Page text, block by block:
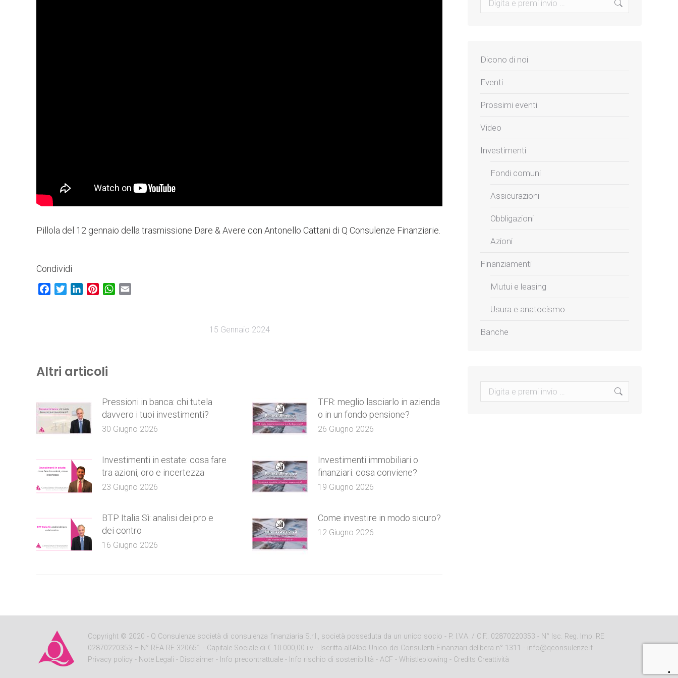
Pillola del 12 gennaio della trasmissione Dare & Avere con Antonello Cattani di Q Consulenze Finanziarie.
Condividi
Facebook
TwitterLinkedInPinterestWhatsApp
15 Gennaio 2024
Altri articoli
Pressioni in banca: chi tutela
davvero i tuoi investimenti?
30 Giugno 2026
TFR: meglio lasciarlo in azienda
o in un fondo pensione?
26 Giugno 2026
Investimenti in estate: cosa fare
tra azioni, oro e incertezza
23 Giugno 2026
Investimenti immobiliari o
finanziari: cosa conviene?
19 Giugno 2026
BTP Italia Sì: analisi dei pro e
dei contro
16 Giugno 2026
Come investire in modo sicuro?
12 Giugno 2026
Dicono di noi
Eventi
Prossimi eventi
Video
Investimenti
Fondi comuni
Assicurazioni
Obbligazioni
Azioni
Finanziamenti
Mutui e leasing
Usura e anatocismo
Banche
Search:
Copyright © 2020 - Q Consulenze società di consulenza finanziaria S.r.l., società posseduta da un unico socio - P. I.V.A. / C.F.: 02870220353 - N° Isc. Reg. Imp. RE
02870220353 – N° REA RE 320651 - Capitale Sociale di € 10.000,00 i.v. - Iscritta all'Albo Unico dei Consulenti Finanziari delibera n° 1311 - info@qconsulenze.it
Privacy policy - Note Legali - Disclaimer - Info precontrattuale - Info rischio di sostenibilità - ACF - Whistleblowing - Credits Creattività